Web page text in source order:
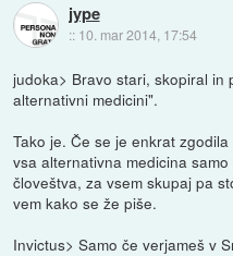
jype
:: 10. mar 2014, 17:54
judoka> Bravo stari, skopiral in
alternativni medicini".
Tako je. Če se je enkrat
vsa alternativna medicina
človeštva, za vsem skupaj pa
vem kako se že piše.
Invictus> Samo če verjameš v